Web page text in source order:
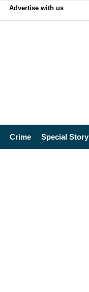
Advertise with us
Crime Special Story